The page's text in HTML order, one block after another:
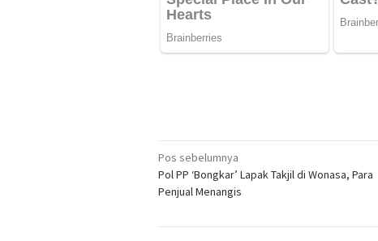
Navigasi
pos
Pos sebelumnya
Pol PP ‘Bongkar’ Lapak Takjil di Wonasa, Para
Penjual Menangis